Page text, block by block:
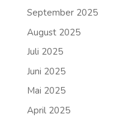
September 2025
August 2025
Juli 2025
Juni 2025
Mai 2025
April 2025